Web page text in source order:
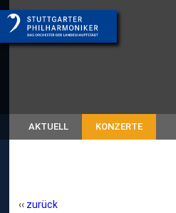
AKTUELL KONZERTE
zurück